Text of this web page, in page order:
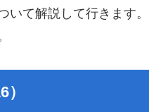
て解説して行きます。